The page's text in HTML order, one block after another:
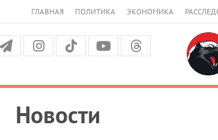
ГЛАВНАЯ ПОЛИТИКА ЭКОНОМИКА
Новости